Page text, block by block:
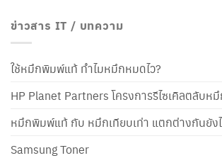
ข่าวสาร IT / บทความ
ใช้หมึกพิมพ์แท้ ทำไมหมึกหมดไว?
HP Planet Partners โครงการรีไซเคิลตลับห
หมึกพิมพ์แท้ กับ หมึกเทียบเท่า แตกต่างกันยัง
Samsung Toner